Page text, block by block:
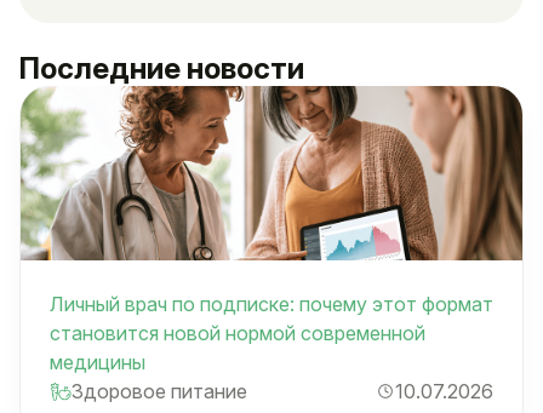
Последние новости
Личный врач по подписке: почему этот формат
становится новой нормой современной
медицины
Здоровое питание
10.07.2026